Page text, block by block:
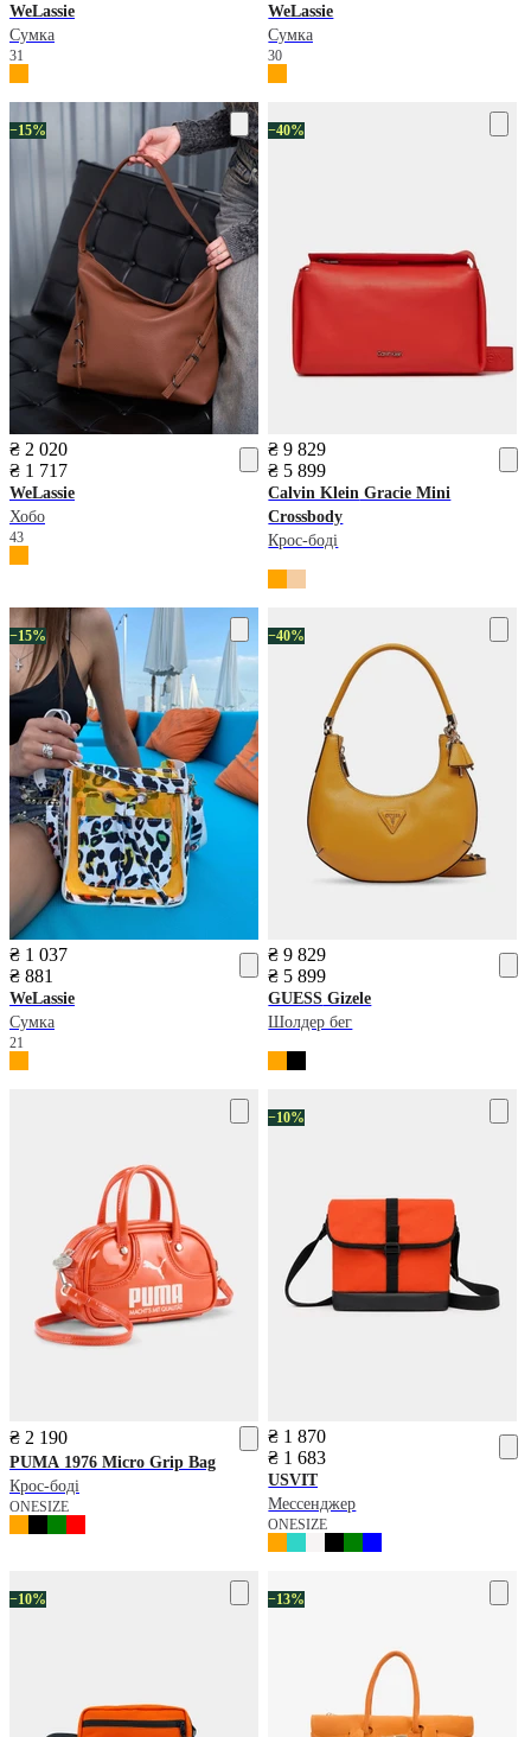
WeLassie
Сумка
31
WeLassie
Сумка
30
−15%
₴ 2 020
₴ 1 717
WeLassie
Хобо
43
−40%
₴ 9 829
₴ 5 899
Calvin Klein Gracie Mini
Crossbody
Крос-боді
−15%
₴ 1 037
₴ 881
WeLassie
Сумка
21
−40%
₴ 9 829
₴ 5 899
GUESS Gizele
Шолдер бег
₴ 2 190
PUMA 1976 Micro Grip Bag
Крос-боді
ONESIZE
−10%
₴ 1 870
₴ 1 683
USVIT
Мессенджер
ONESIZE
−10% −13%